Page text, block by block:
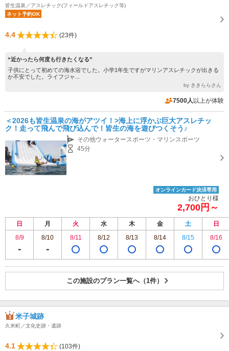
皆生温泉／アスレチック(フィールドアスレチック等)
ネット予約OK
4.4 (23件)
“近かったら何度も行きたくなる”
子供にとって初めての海水浴でした。小学1年生ですがマリンアスレチックが出きる
か不安でした。ライフジャ...
by ききららさん
7500人 以上が体験
＜2026も皆生温泉の海がアツイ！>海上に浮かぶ巨大アスレチッ
ク！走って飛んで飛び込んで！皆生の海を遊びつくそう♪
その他ウォータースポーツ・マリンスポーツ
45分
オンラインカード決済専用
おひとり様
2,700円～
日 月 火 水 木 金 土
日
8/9
8/10 8/11 8/12 8/13 8/14 8/15 8/16
この施設のプラン一覧へ（1件）
米子城跡
久米町／文化史跡・遺跡
4.1
(103件)